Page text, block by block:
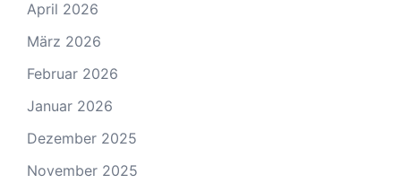
April 2026
März 2026
Februar 2026
Januar 2026
Dezember 2025
November 2025